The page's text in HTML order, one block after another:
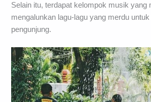
Selain itu, terdapat kelompok musik yang
mengalunkan lagu-lagu yang merdu
pengunjung.